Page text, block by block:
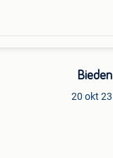
Bieden
20 okt 23